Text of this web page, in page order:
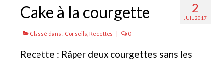
2
JUIL 2017
Cake à la courgette
Classé dans : Conseils Recettes 0
Recette : Râper deux courgettes sans les